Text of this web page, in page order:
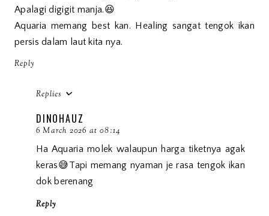
Apalagi digigit manja.😆
Aquaria memang best kan. Healing sangat tengok ikan
persis dalam laut kita nya.
Reply
Replies
DINOHAUZ
6 March 2026 at 08:14
Ha Aquaria molek walaupun harga tiketnya agak
keras😅Tapi memang nyaman je rasa tengok ikan
dok berenang
Reply